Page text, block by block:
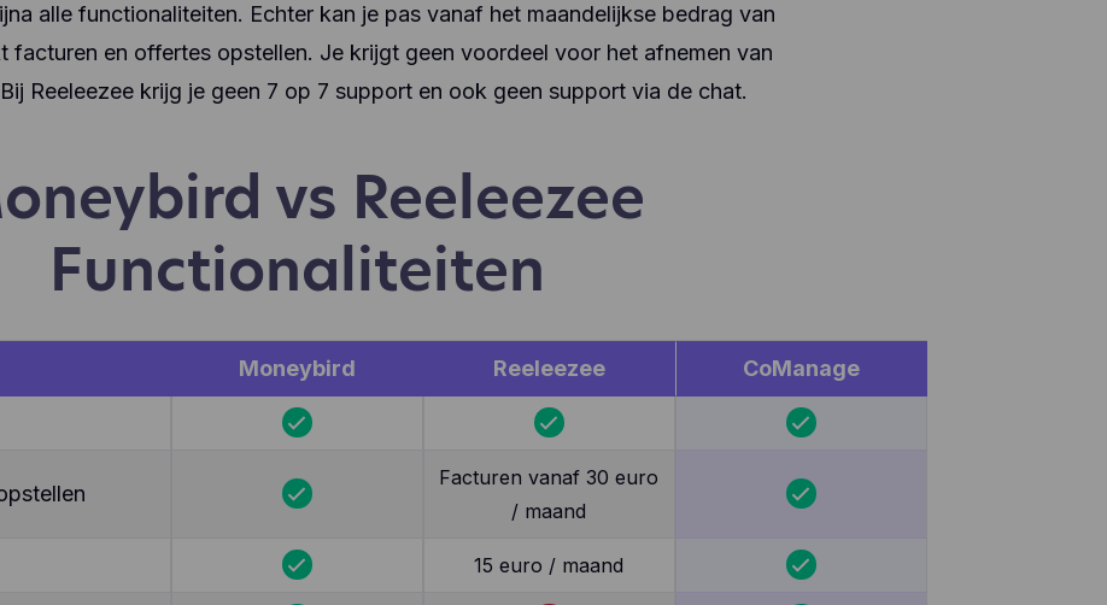
alle functionaliteiten. Echter kan je pas vanaf het maandelijkse bedrag van
facturen en offertes opstellen. Je krijgt geen voordeel voor het afnemen van
Reeleezee krijg je geen 7 op 7 support en ook geen support via de chat.
vs Reeleezee
Functionaliteiten
Moneybird Reeleezee CoManage
Facturen vanaf 30 euro
/ maand
15 euro / maand